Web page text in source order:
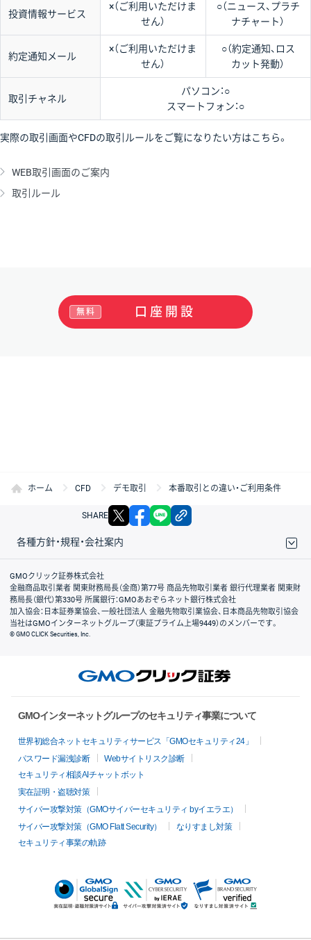
投資情報サービス
×（ご利用いただけま
せん）
○（ニュース、プラチ
ナチャート）
約定通知メール
×（ご利用いただけま
せん）
○（約定通知、ロス
カット発動）
取引チャネル
パソコン：○
スマートフォン：○
実際の取引画面やCFDの取引ルールをご覧になりたい方はこちら。
WEB取引画面のご案内
取引ルール
口座開設
無料
ホーム CFD デモ取引 本番取引との違い・ご利用条件
SHARE X facebook
各種方針・規程・会社案内
取引規程・約款
サイトマップ
その他のご案内
個人情報保護方針
最良執行方針
サイトのご利用について
ディスクレイマー
信託保全
リスク説明
会社案内
GMOクリック証券株式会社
金融商品取引業者 関東財務局長（金商）第77号 商品先物取引業者 銀行代理業者 関東財
務局長（銀代）第330号 所属銀行：GMOあおぞらネット銀行株式会社
加入協会：日本証券業協会、一般社団法人 金融先物取引業協会、日本商品先物取引協会
当社はGMOインターネットグループ（東証プライム上場9449）のメンバーです。
© GMO CLICK Securities, Inc.
GMOインターネットグループのセキュリティ事業について
世界初総合ネットセキュリティサービス「GMOセキュリティ24」
パスワード漏洩診断
Webサイトリスク診断
セキュリティ相談AIチャットボット
実在証明・盗聴対策
サイバー攻撃対策（GMOサイバーセキュリティ byイエラエ）
サイバー攻撃対策（GMO Flatt Security）
なりすまし対策
セキュリティ事業の軌跡